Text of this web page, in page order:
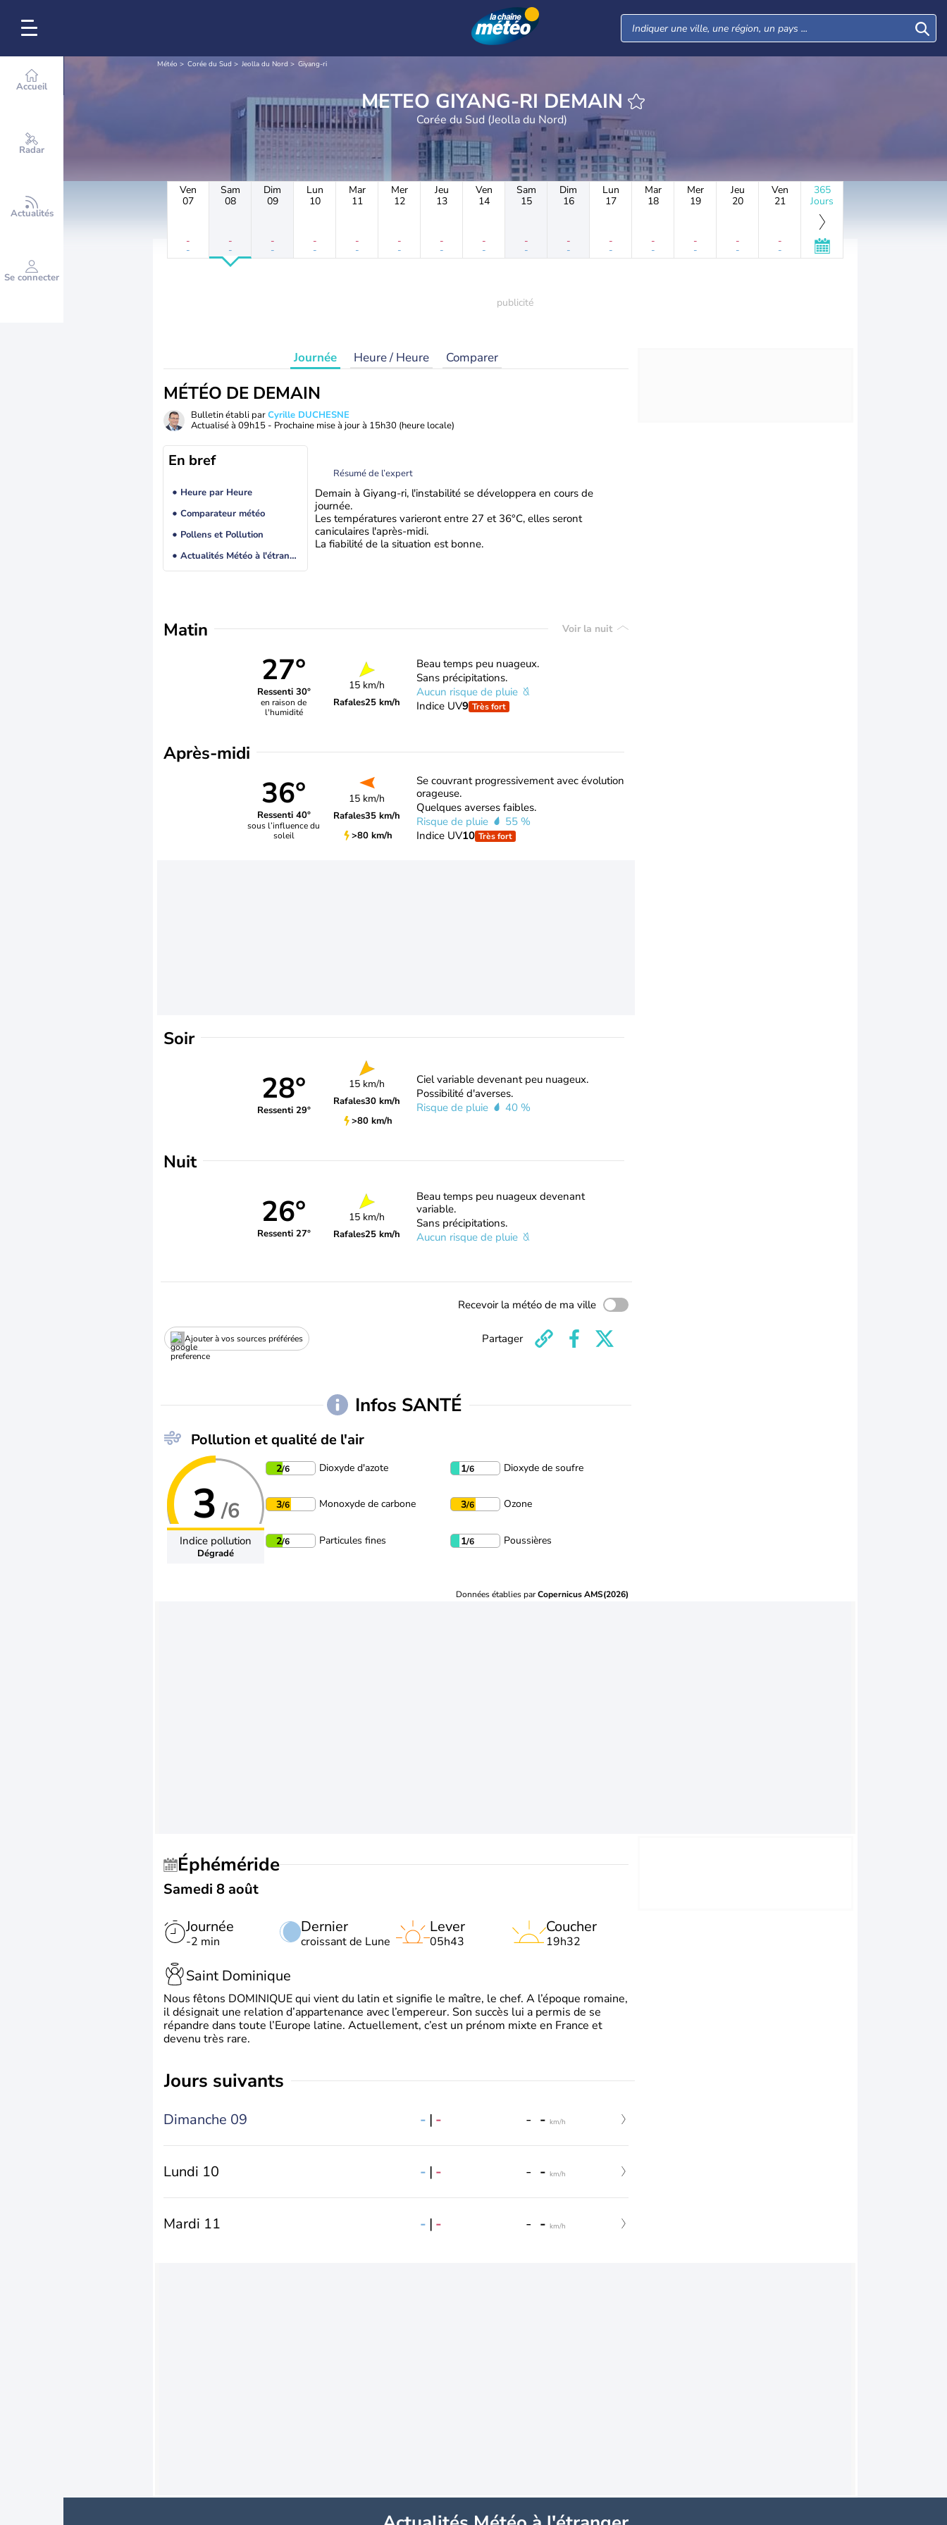
Accueil
Radar
Actualités
Se connecter
Météo Corée du Sud Jeolla du Nord Giyang-ri
METEO GIYANG-RI DEMAIN
Corée du Sud (Jeolla du Nord)
Ven
07
-
-
Sam
08
-
-
Dim
09
-
-
Lun
10
-
-
Mar
11
-
-
Mer
12
-
-
Jeu
13
-
-
Ven
14
-
-
Sam
15
-
-
Dim
16
-
-
Lun
17
-
-
Mar
18
-
-
Mer
19
-
-
Jeu
20
-
-
Ven
21
-
-
365
Jours
Journée Heure / Heure Comparer
MÉTÉO DE DEMAIN
Bulletin établi parCyrille DUCHESNE
Actualisé à 09h15 - Prochaine mise à jour à 15h30 (heure locale)
En bref
Heure par Heure
Comparateur météo
Pollens et Pollution
Actualités Météo à l'étranger
Résumé de l’expert
Demain à Giyang-ri, l'instabilité se développera en cours de
journée.
Les températures varieront entre 27 et 36°C, elles seront
caniculaires l'après-midi.
La fiabilité de la situation est bonne.
Matin Voir la nuit
27°
Ressenti 30°
en raison de
l'humidité
15 km/h
Rafales25 km/h
Beau temps peu nuageux.
Sans précipitations.
Aucun risque de pluie
Indice UV9 Très fort
Après-midi
36°
Ressenti 40°
sous l’influence du
soleil
15 km/h
Rafales35 km/h
>80 km/h
Se couvrant progressivement avec évolution
orageuse.
Quelques averses faibles.
Risque de pluie
55 %
Indice UV10 Très fort
Soir
28°
Ressenti 29°
15 km/h
Rafales30 km/h
>80 km/h
Ciel variable devenant peu nuageux.
Possibilité d'averses.
Risque de pluie
40 %
Nuit
26°
Ressenti 27°
15 km/h
Rafales25 km/h
Beau temps peu nuageux devenant
variable.
Sans précipitations.
Aucun risque de pluie
Recevoir la météo de ma ville
Ajouter à vos sources préférées Partager
Infos SANTÉ
Pollution et qualité de l'air
3 /6
Indice pollution
Dégradé
2/6 Dioxyde d'azote 1/6 Dioxyde de soufre
3/6 Monoxyde de carbone 3/6 Ozone
2/6 Particules fines 1/6 Poussières
Données établies parCopernicus AMS(2026)
Éphéméride
Samedi 8 août
Journée
-2 min
Dernier
croissant de Lune
Lever
05h43
Coucher
19h32
Saint Dominique
Nous fêtons DOMINIQUE qui vient du latin et signifie le maître, le chef. A l’époque romaine,
il désignait une relation d’appartenance avec l’empereur. Son succès lui a permis de se
répandre dans toute l’Europe latine. Actuellement, c’est un prénom mixte en France et
devenu très rare.
jours suivants
Dimanche 09 - | - - - km/h
Lundi 10 - | - - - km/h
Mardi 11 - | - - - km/h